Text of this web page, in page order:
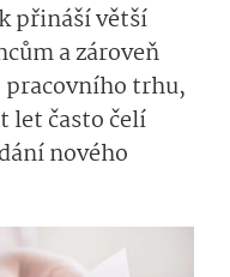
přináší větší
a zároveň
trhu,
let často čelí
nového